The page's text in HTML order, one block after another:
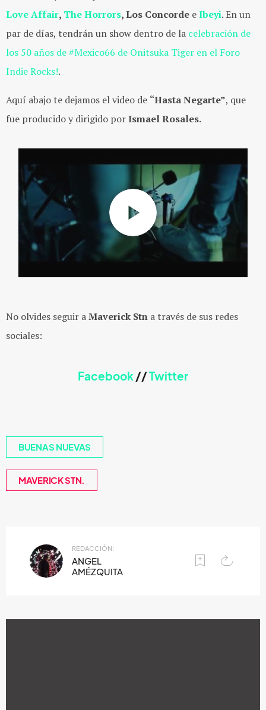
Love Affair, The Horrors, Los Concorde eIbeyi. En un
par de días, tendrán un show dentro de la celebración de
los 50 años de #Mexico66 de Onitsuka Tiger en el Foro
Indie Rocks!.
Aquí abajo te dejamos el video de “Hasta Negarte”, que
fue producido y dirigido porIsmael Rosales.
No olvides seguir aMaverick Stn a través de sus redes
sociales:
Facebook//Twitter
BUENAS NUEVAS
MAVERICK STN.
REDACCIÓN:
ANGEL
AMÉZQUITA